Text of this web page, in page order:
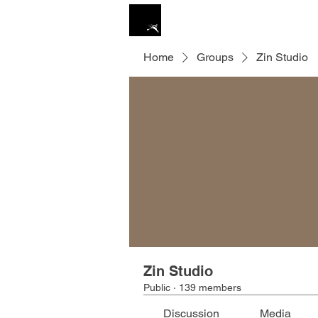
Home Groups Zin Studio
Zin Studio
Public · 139 members
Discussion Media